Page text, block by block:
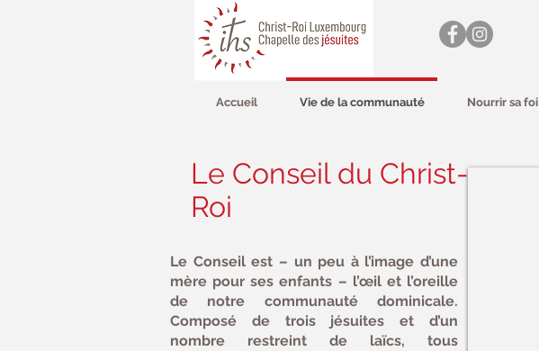
Accueil Vie de la communauté Nourrir sa foi
Le Conseil du Christ-
Roi
Le Conseil est – un peu à l’image d’une
mère pour ses enfants – l’œil et l’oreille
de notre communauté dominicale.
Composé de trois jésuites et d’un
nombre restreint de laïcs, tous